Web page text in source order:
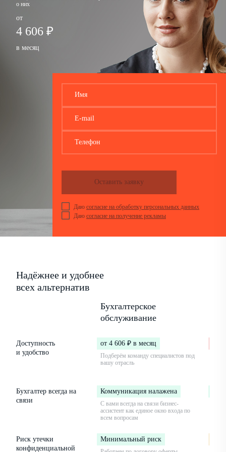
о них
от
4 606 ₽
в месяц
Имя
E-mail
Телефон
Даю согласие на обработку персональных данных
Даю согласие на получение рекламы
Оставить заявку
Надёжнее и удобнее
всех альтернатив
Бухгалтерское
обслуживание
Доступность
и удобство
от 4 606 ₽ в месяц
Подберём команду специалистов под
вашу отрасль
Бухгалтер всегда на
связи
Коммуникация налажена
С вами всегда на связи бизнес-
ассистент как единое окно входа по
всем вопросам
Риск утечки
конфиденциальной
Минимальный риск